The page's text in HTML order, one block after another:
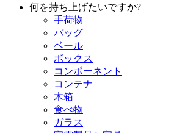
何を持ち上げたいですか?
手荷物
バッグ
ベール
ボックス
コンポーネント
コンテナ
木箱
食べ物
ガラス